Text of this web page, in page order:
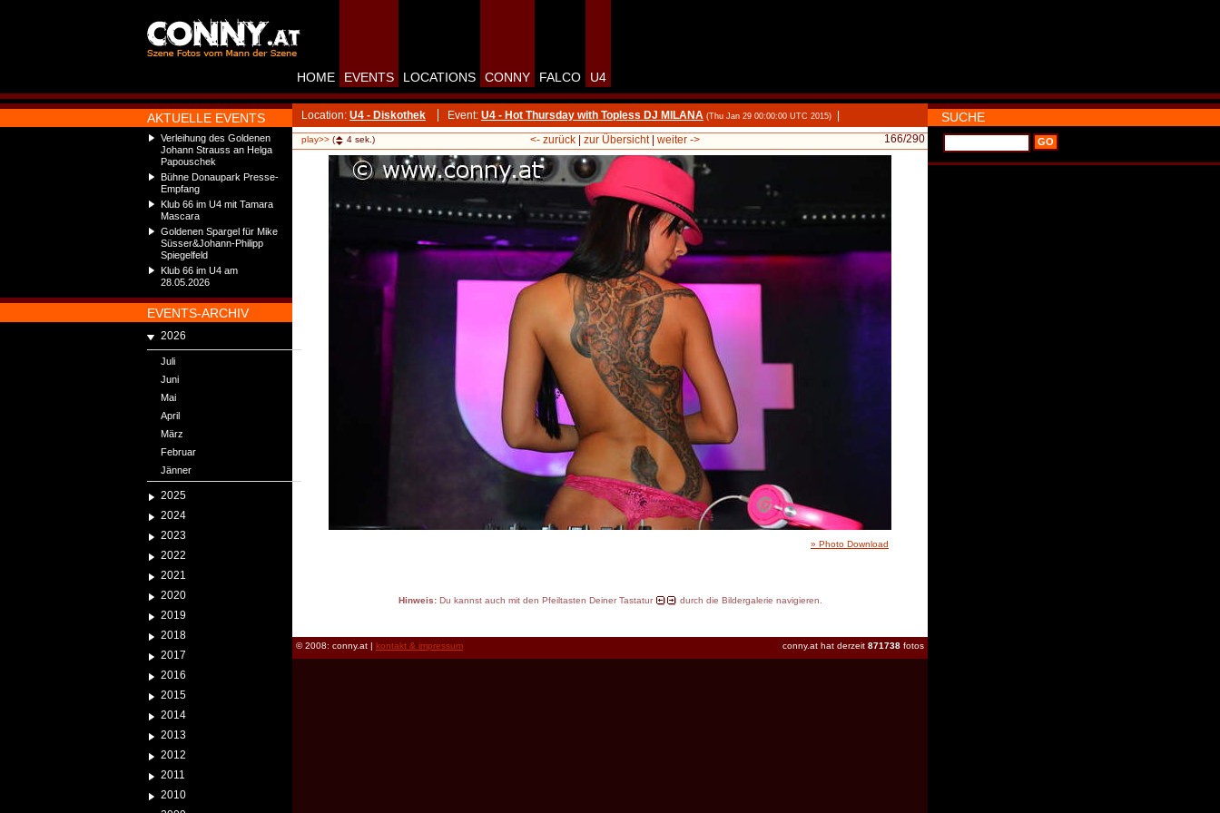
AKTUELLE EVENTS
Verleihung des Goldenen
Johann Strauss an Helga
Papouschek
Bühne Donaupark Presse-
Empfang
Klub 66 im U4 mit Tamara
Mascara
Goldenen Spargel für Mike
Süsser&Johann-Philipp
Spiegelfeld
Klub 66 im U4 am
28.05.2026
EVENTS-ARCHIV
2026
Juli
Juni
Mai
April
März
Februar
Jänner
2025
2024
2023
2022
2021
2020
2019
2018
2017
2016
2015
2014
2013
2012
2011
2010
HOME EVENTS LOCATIONS CONNY FALCO U4
Location: U4 - Diskothek Event: U4 - Hot Thursday with Topless DJ MILANA (Thu Jan 29 00:00:00 UTC 2015)
play>> ( 4 sek.) 166/290
<- zurück| zur Übersicht| weiter ->
» Photo Download
Hinweis:Du kannst auch mit den Pfeiltasten Deiner Tastatur durch die Bildergalerie navigieren.
conny.at hat derzeit 871738 fotos
© 2008: conny.at | kontakt & impressum
SUCHE